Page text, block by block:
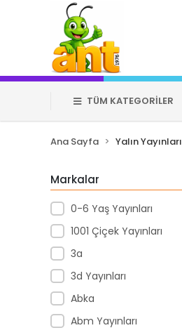
TÜM KATEGORİLER
Ana Sayfa Yalın Yayınları
Markalar
0-6 Yaş Yayınları
1001 Çiçek Yayınları
3a
3d Yayınları
Abka
Abm Yayınları